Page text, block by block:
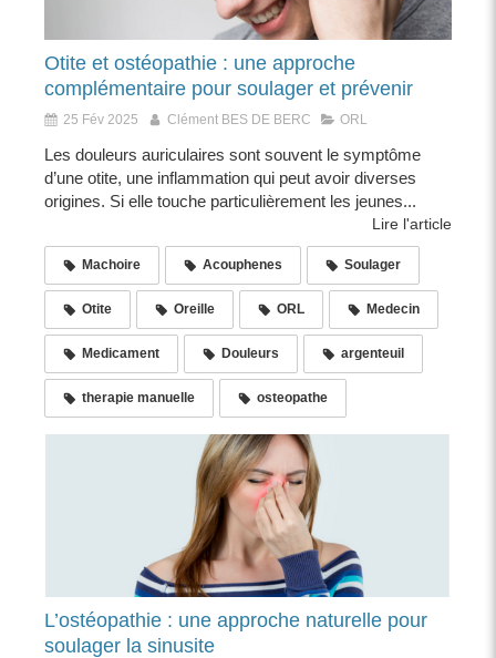
Otite et ostéopathie : une approche
complémentaire pour soulager et prévenir
25 Fév 2025 Clément BES DE BERC ORL
Les douleurs auriculaires sont souvent le symptôme
d’une otite, une inflammation qui peut avoir diverses
origines. Si elle touche particulièrement les jeunes...
Lire l'article
Machoire Acouphenes Soulager
Otite Oreille ORL Medecin
Medicament Douleurs argenteuil
therapie manuelle osteopathe
L’ostéopathie : une approche naturelle pour
soulager la sinusite